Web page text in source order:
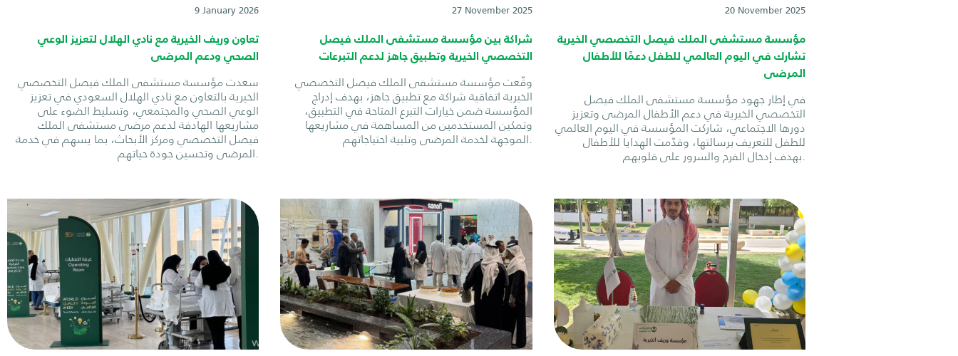
9 January 2026
تعاون وريف الخيرية مع نادي الهلال لتعزيز الوعي
الصحي ودعم المرضى
سعدت مؤسسة مستشفى الملك فيصل التخصصي
الخيرية بالتعاون مع نادي الهلال السعودي في تعزيز
الوعي الصحي والمجتمعي، وتسليط الضوء على
مشاريعها الهادفة لدعم مرضى مستشفى الملك
فيصل التخصصي ومركز الأبحاث، بما يسهم في خدمة
المرضى وتحسين جودة حياتهم.
27 November 2025
شراكة بين مؤسسة مستشفى الملك فيصل
التخصصي الخيرية وتطبيق جاهز لدعم التبرعات
وقّعت مؤسسة مستشفى الملك فيصل التخصصي
الخيرية اتفاقية شراكة مع تطبيق جاهز، بهدف إدراج
المؤسسة ضمن خيارات التبرع المتاحة في التطبيق،
وتمكين المستخدمين من المساهمة في مشاريعها
الموجهة لخدمة المرضى وتلبية احتياجاتهم.
20 November 2025
مؤسسة مستشفى الملك فيصل التخصصي الخيرية
تشارك في اليوم العالمي للطفل دعمًا للأطفال
المرضى
في إطار جهود مؤسسة مستشفى الملك فيصل
التخصصي الخيرية في دعم الأطفال المرضى وتعزيز
دورها الاجتماعي، شاركت المؤسسة في اليوم العالمي
للطفل للتعريف برسالتها، وقدّمت الهدايا للأطفال
بهدف إدخال الفرح والسرور على قلوبهم.